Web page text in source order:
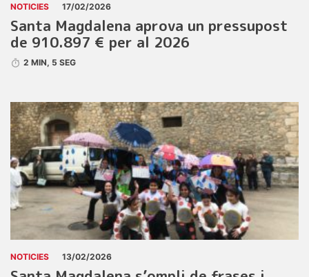
NOTICIES 17/02/2026
Santa Magdalena aprova un pressupost
de 910.897 € per al 2026
2 MIN, 5 SEG
NOTICIES 13/02/2026